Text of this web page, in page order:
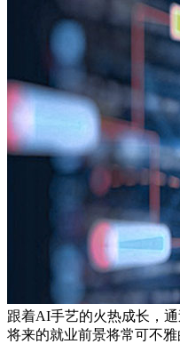
跟着AI手艺的火热成长，
将来的就业前景将常可不